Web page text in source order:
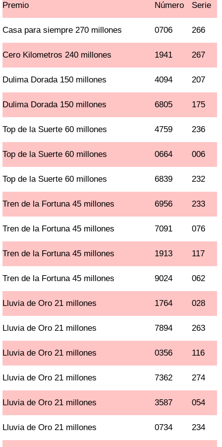
Premio Número Serie
Casa para siempre 270 millones 0706 266
Cero Kilometros 240 millones 1941 267
Dulima Dorada 150 millones 4094 207
Dulima Dorada 150 millones 6805 175
Top de la Suerte 60 millones 4759 236
Top de la Suerte 60 millones 0664 006
Top de la Suerte 60 millones 6839 232
Tren de la Fortuna 45 millones 6956 233
Tren de la Fortuna 45 millones 7091 076
Tren de la Fortuna 45 millones 1913 117
Tren de la Fortuna 45 millones 9024 062
Lluvia de Oro 21 millones 1764 028
Lluvia de Oro 21 millones 7894 263
Lluvia de Oro 21 millones 0356 116
Lluvia de Oro 21 millones 7362 274
Lluvia de Oro 21 millones 3587 054
Lluvia de Oro 21 millones 0734 234